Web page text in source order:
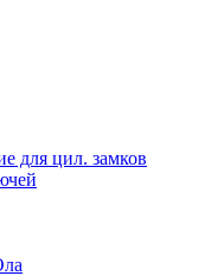
для цил. замков